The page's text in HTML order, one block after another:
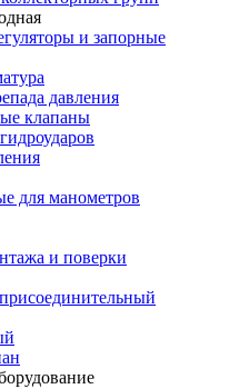
и запорные
давления
клапаны
для манометров
и поверки